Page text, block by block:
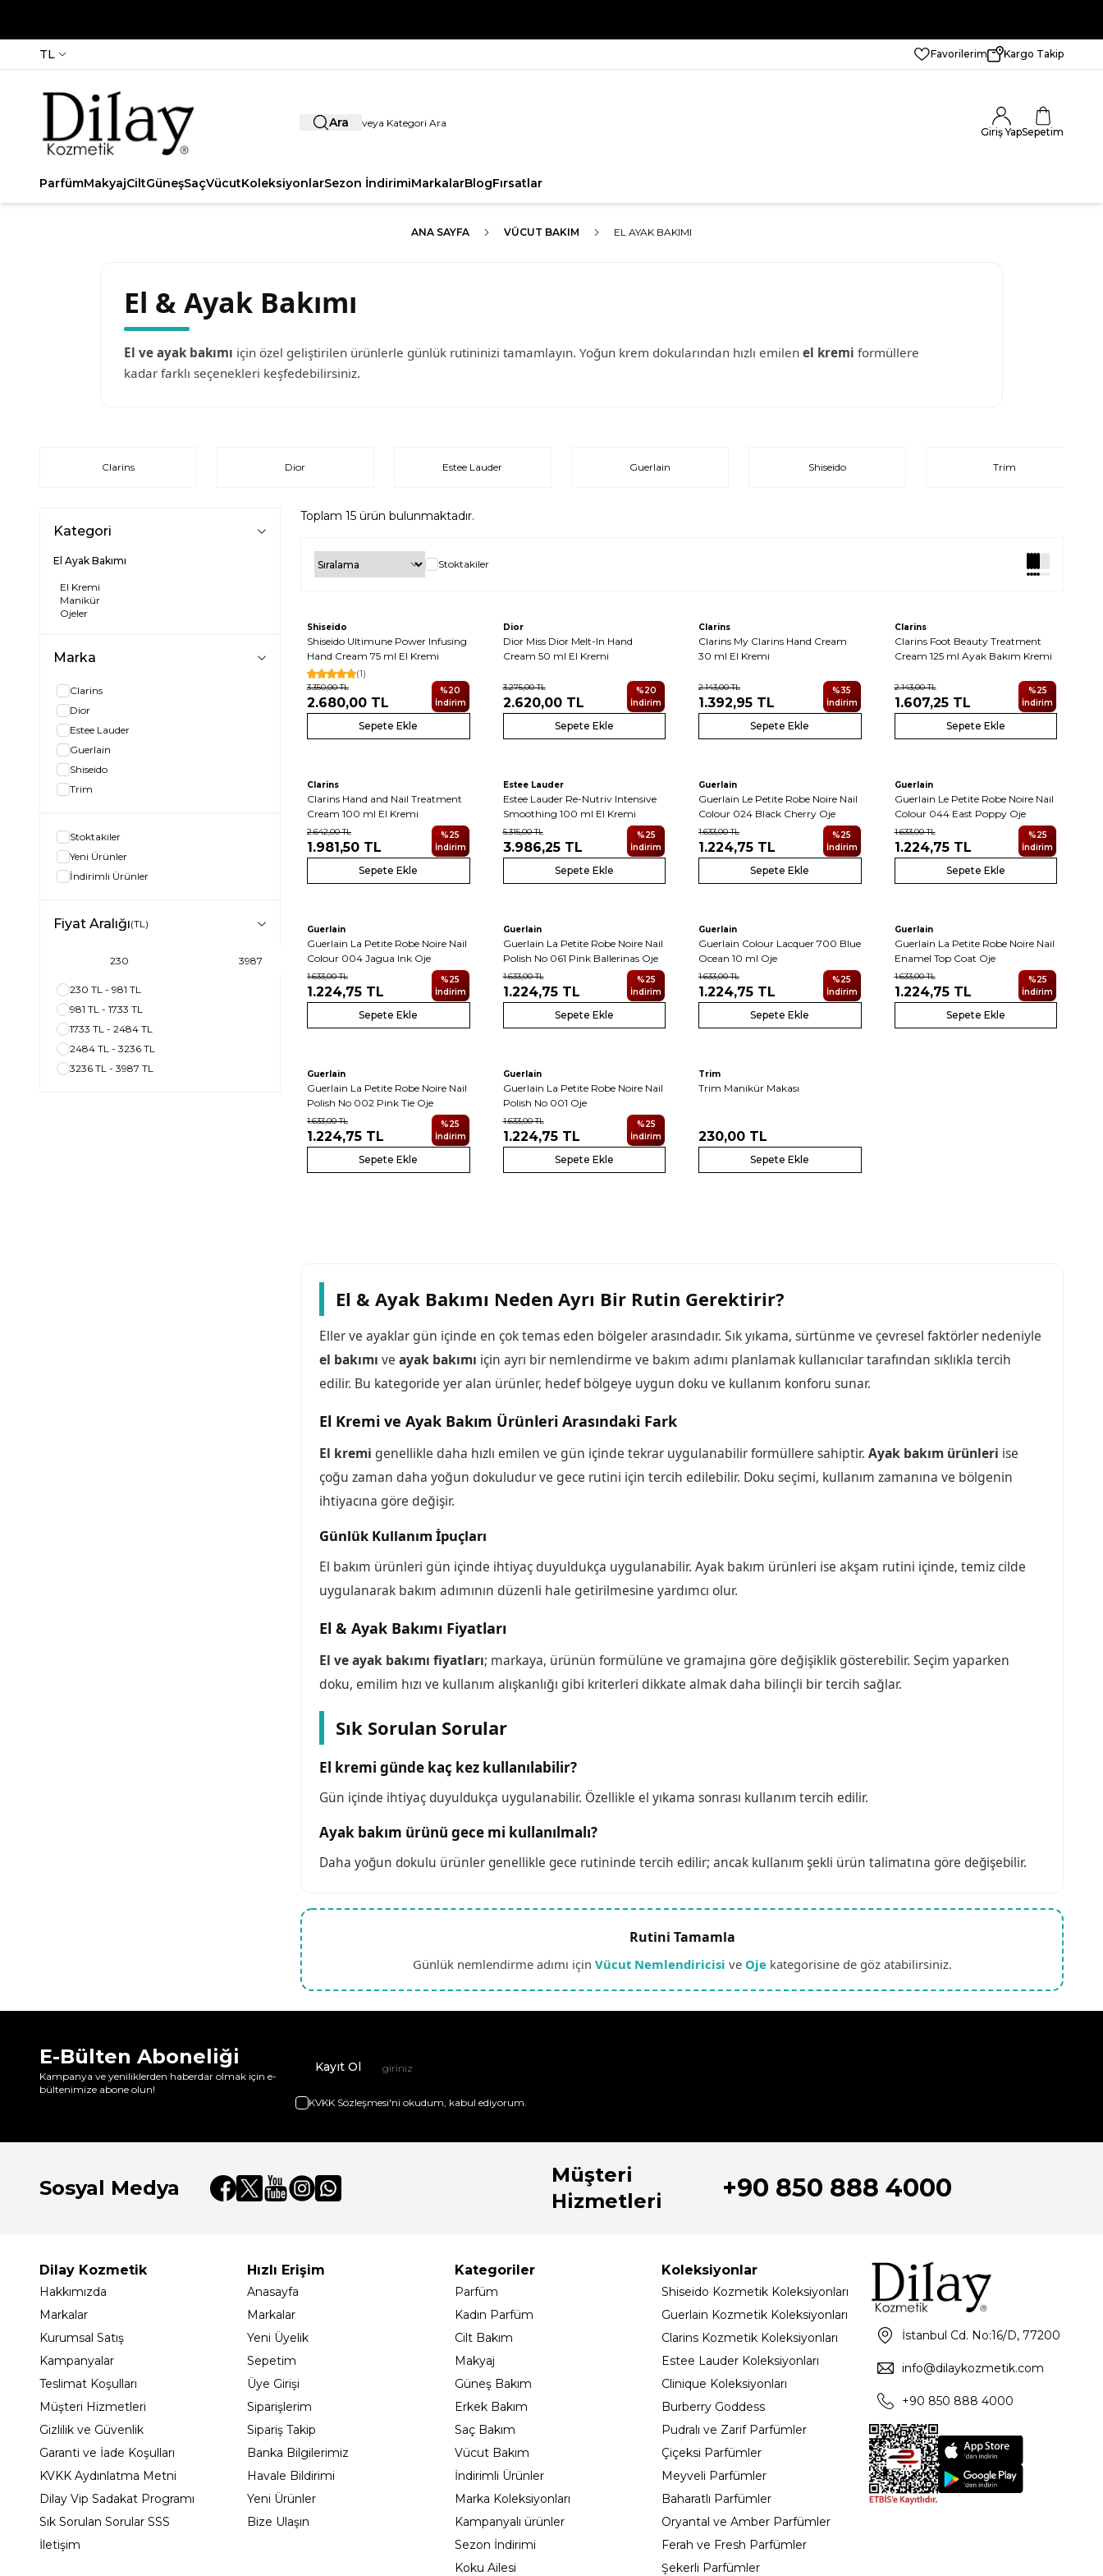
TL Favorilerim Kargo Takip
Ara
Giriş YapSepetim
ParfümMakyajCiltGüneşSaçVücutKoleksiyonlarSezon İndirimiMarkalarBlogFırsatlar
ANA SAYFA VÜCUT BAKIM EL AYAK BAKIMI
El & Ayak Bakımı
El ve ayak bakımı için özel geliştirilen ürünlerle günlük rutininizi tamamlayın. Yoğun krem dokularından hızlı emilen el kremi formüllere
kadar farklı seçenekleri keşfedebilirsiniz.
Clarins Dior Estee Lauder Guerlain Shiseido Trim
Kategori
El Ayak Bakımı
El Kremi
Manikür
Ojeler
Marka
Clarins
Dior
Estee Lauder
Guerlain
Shiseido
Trim
Stoktakiler
Yeni Ürünler
İndirimli Ürünler
Fiyat Aralığı(TL)
230 TL - 981 TL
981 TL - 1733 TL
1733 TL - 2484 TL
2484 TL - 3236 TL
3236 TL - 3987 TL
Toplam 15 ürün bulunmaktadır.
Stoktakiler
Shiseido
Shiseido Ultimune Power Infusing
Hand Cream 75 ml El Kremi
(1)
3.350,00TL
2.680,00 TL
%20
İndirim
Sepete Ekle
Yeni
Dior
Dior Miss Dior Melt-In Hand
Cream 50 ml El Kremi
3.275,00TL
2.620,00TL
%20
İndirim
Sepete Ekle
Clarins
Clarins My Clarins Hand Cream
30 ml El Kremi
2.143,00TL
1.392,95 TL
%35
İndirim
Sepete Ekle
Clarins
Clarins Foot Beauty Treatment
Cream 125 ml Ayak Bakım Kremi
2.143,00TL
1.607,25TL
%25
İndirim
Sepete Ekle
Clarins
Clarins Hand and Nail Treatment
Cream 100 ml El Kremi
2.642,00TL
1.981,50 TL
%25
İndirim
Sepete Ekle
Estee Lauder
Estee Lauder Re-Nutriv Intensive
Smoothing 100 ml El Kremi
5.315,00TL
3.986,25TL
%25
İndirim
Sepete Ekle
Guerlain
Guerlain Le Petite Robe Noire Nail
Colour 024 Black Cherry Oje
1.633,00TL
1.224,75 TL
%25
İndirim
Sepete Ekle
Guerlain
Guerlain Le Petite Robe Noire Nail
Colour 044 East Poppy Oje
1.633,00TL
1.224,75TL
%25
İndirim
Sepete Ekle
Guerlain
Guerlain La Petite Robe Noire Nail
Colour 004 Jagua Ink Oje
1.633,00TL
1.224,75 TL
%25
İndirim
Sepete Ekle
Guerlain
Guerlain La Petite Robe Noire Nail
Polish No 061 Pink Ballerinas Oje
1.633,00TL
1.224,75TL
%25
İndirim
Sepete Ekle
Guerlain
Guerlain Colour Lacquer 700 Blue
Ocean 10 ml Oje
1.633,00TL
1.224,75 TL
%25
İndirim
Sepete Ekle
Guerlain
Guerlain La Petite Robe Noire Nail
Enamel Top Coat Oje
1.633,00TL
1.224,75TL
%25
İndirim
Sepete Ekle
Guerlain
Guerlain La Petite Robe Noire Nail
Polish No 002 Pink Tie Oje
1.633,00TL
1.224,75 TL
%25
İndirim
Sepete Ekle
Guerlain
Guerlain La Petite Robe Noire Nail
Polish No 001 Oje
1.633,00TL
1.224,75TL
%25
İndirim
Sepete Ekle
Kargo Ücretsiz
Hızlı Teslimat
Trim
Trim Manikür Makası
230,00 TL
Sepete Ekle
El & Ayak Bakımı Neden Ayrı Bir Rutin Gerektirir?
Eller ve ayaklar gün içinde en çok temas eden bölgeler arasındadır. Sık yıkama, sürtünme ve çevresel faktörler nedeniyle
el bakımı ve ayak bakımı için ayrı bir nemlendirme ve bakım adımı planlamak kullanıcılar tarafından sıklıkla tercih
edilir. Bu kategoride yer alan ürünler, hedef bölgeye uygun doku ve kullanım konforu sunar.
El Kremi ve Ayak Bakım Ürünleri Arasındaki Fark
El kremi genellikle daha hızlı emilen ve gün içinde tekrar uygulanabilir formüllere sahiptir. Ayak bakım ürünleri ise
çoğu zaman daha yoğun dokuludur ve gece rutini için tercih edilebilir. Doku seçimi, kullanım zamanına ve bölgenin
ihtiyacına göre değişir.
Günlük Kullanım İpuçları
El bakım ürünleri gün içinde ihtiyaç duyuldukça uygulanabilir. Ayak bakım ürünleri ise akşam rutini içinde, temiz cilde
uygulanarak bakım adımının düzenli hale getirilmesine yardımcı olur.
El & Ayak Bakımı Fiyatları
El ve ayak bakımı fiyatları; markaya, ürünün formülüne ve gramajına göre değişiklik gösterebilir. Seçim yaparken
doku, emilim hızı ve kullanım alışkanlığı gibi kriterleri dikkate almak daha bilinçli bir tercih sağlar.
Sık Sorulan Sorular
El kremi günde kaç kez kullanılabilir?
Gün içinde ihtiyaç duyuldukça uygulanabilir. Özellikle el yıkama sonrası kullanım tercih edilir.
Ayak bakım ürünü gece mi kullanılmalı?
Daha yoğun dokulu ürünler genellikle gece rutininde tercih edilir; ancak kullanım şekli ürün talimatına göre değişebilir.
Rutini Tamamla
Günlük nemlendirme adımı için Vücut Nemlendiricisi ve Oje kategorisine de göz atabilirsiniz.
E-Bülten Aboneliği
Kampanya ve yeniliklerden haberdar olmak için e-
bültenimize abone olun!
Kayıt Ol
KVKK Sözleşmesi'ni okudum, kabul ediyorum.
Sosyal Medya
Müşteri
Hizmetleri
+90 850 888 4000
Dilay Kozmetik
Hakkımızda
Markalar
Kurumsal Satış
Kampanyalar
Teslimat Koşulları
Müşteri Hizmetleri
Gizlilik ve Güvenlik
Garanti ve İade Koşulları
KVKK Aydınlatma Metni
Dilay Vip Sadakat Programı
Sık Sorulan Sorular SSS
İletişim
Hızlı Erişim
Anasayfa
Markalar
Yeni Üyelik
Sepetim
Üye Girişi
Siparişlerim
Sipariş Takip
Banka Bilgilerimiz
Havale Bildirimi
Yeni Ürünler
Bize Ulaşın
Kategoriler
Parfüm
Kadın Parfüm
Cilt Bakım
Makyaj
Güneş Bakım
Erkek Bakım
Saç Bakım
Vücut Bakım
İndirimli Ürünler
Marka Koleksiyonları
Kampanyalı ürünler
Sezon İndirimi
Koku Ailesi
Koleksiyonlar
Shiseido Kozmetik Koleksiyonları
Guerlain Kozmetik Koleksiyonları
Clarins Kozmetik Koleksiyonları
Estee Lauder Koleksiyonları
Clinique Koleksiyonları
Burberry Goddess
Pudralı ve Zarif Parfümler
Çiçeksi Parfümler
Meyveli Parfümler
Baharatlı Parfümler
Oryantal ve Amber Parfümler
Ferah ve Fresh Parfümler
Şekerli Parfümler
İstanbul Cd. No:16/D, 77200
info@dilaykozmetik.com
+90 850 888 4000